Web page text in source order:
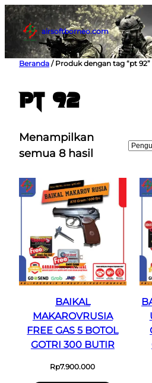
Lewati
ke
konten
airsoftborneo.com
Beranda / Produk dengan tag “pt 92”
pt 92
Menampilkan
semua 8 hasil
BAIKAL
MAKAROVRUSIA
FREE GAS 5 BOTOL
GOTRI 300 BUTIR
Rp7.900.000